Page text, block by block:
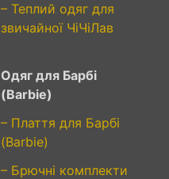
– Теплий одяг для
звичайної ЧіЧіЛав
Одяг для Барбі
(Barbie)
– Плаття для Барбі
(Barbie)
– Брючні комплекти